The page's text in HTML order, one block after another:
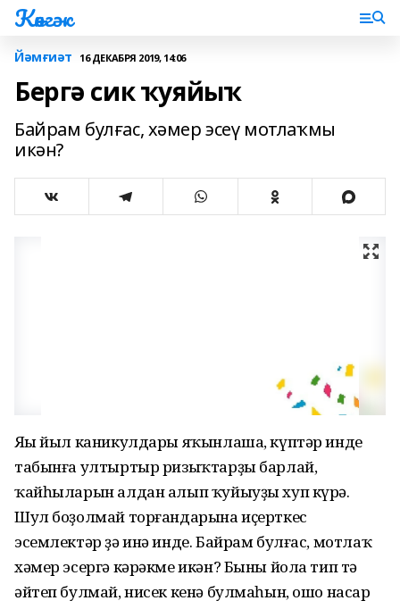
Көнгәк
Йәмғиәт 16 ДЕКАБРЯ 2019, 14:06
Бергә сик ҡуяйыҡ
Байрам булғас, хәмер эсеү мотлаҡмы
икән?
Яңы йыл каникулдары яҡынлаша, күптәр инде
табынға ултыртыр ризыҡтарҙы барлай,
ҡайһыларын алдан алып ҡуйыуҙы хуп күрә.
Шул боҙолмай торғандарына иҫерткес
эсемлектәр ҙә инә инде. Байрам булғас, мотлаҡ
хәмер эсергә кәрәкме икән? Быны йола тип тә
әйтеп булмай, нисек кенә булмаһын, ошо насар